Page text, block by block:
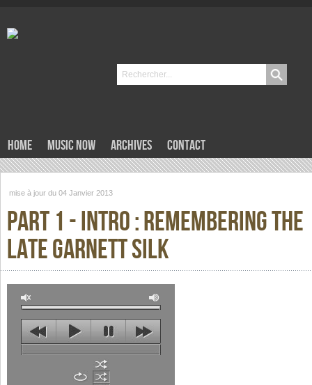
Home Music now Archives Contact
mise à jour du 04 Janvier 2013
Part 1 - Intro : Remembering The
Late Garnett Silk